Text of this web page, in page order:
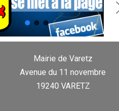
Mairie de Varetz
Avenue du 11 novembre
19240 VARETZ